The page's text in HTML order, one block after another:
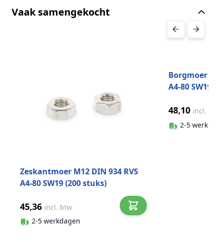
Vaak samengekocht
Zeskantmoer M12 DIN 934 RVS
A4-80 SW19 (200 stuks)
45,36 incl. btw
2-5 werkdagen
Borgmoer
A4-80 SW19
48,10 incl.
2-5